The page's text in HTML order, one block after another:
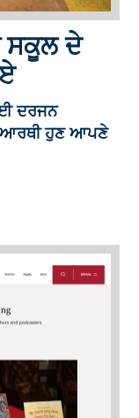
ਸਕੂਲ ਦੇ
ਦਰਜਨ
ਹੁਣ ਆਪਣੇ